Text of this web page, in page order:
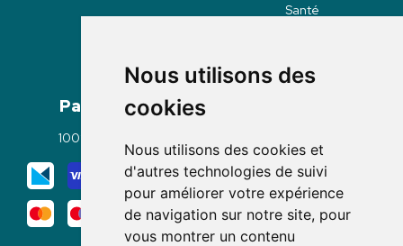
Nous utilisons des
cookies
Nous utilisons des cookies et
d'autres technologies de suivi
pour améliorer votre expérience
de navigation sur notre site, pour
vous montrer un contenu
Santé
Paiement
100% sécurisé
Mode de livraison